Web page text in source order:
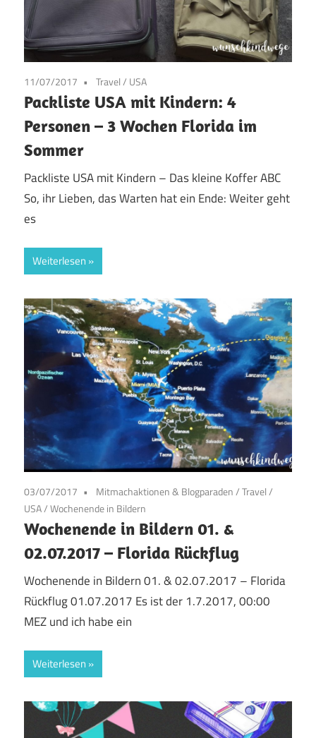
11/07/2017 Travel/ USA
Packliste USA mit Kindern: 4
Personen – 3 Wochen Florida im
Sommer
Packliste USA mit Kindern – Das kleine Koffer ABC
So, ihr Lieben, das Warten hat ein Ende: Weiter geht
es
Weiterlesen
03/07/2017 Mitmachaktionen & Blogparaden/Travel/
USA/Wochenende in Bildern
Wochenende in Bildern 01. &
02.07.2017 – Florida Rückflug
Wochenende in Bildern 01. & 02.07.2017 – Florida
Rückflug 01.07.2017 Es ist der 1.7.2017, 00:00
MEZ und ich habe ein
Weiterlesen